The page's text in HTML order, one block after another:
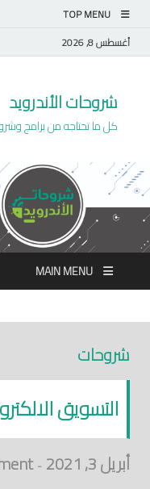
TOP MENU
أغسطس 8, 2026
شروحات الأندرويد
كل ما تحتاجه من برامج
MAIN MENU
شروحات
التسويق
أبريل 3, 2021 -